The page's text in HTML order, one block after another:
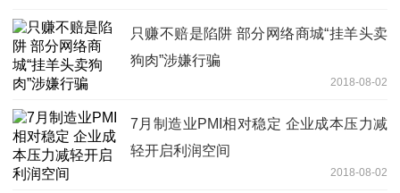
只赚不赔是陷阱 部分网络商城“挂羊头卖
狗肉”涉嫌行骗
2018-08-02
7月制造业PMI相对稳定 企业成本压力减
轻开启利润空间
2018-08-02